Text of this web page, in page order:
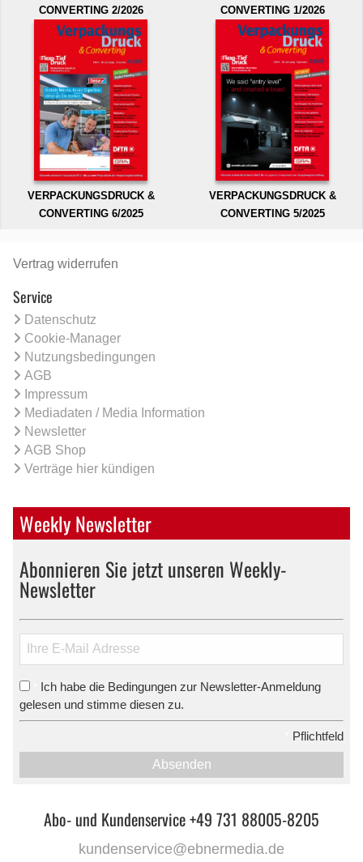
CONVERTING 2/2026
CONVERTING 1/2026
VERPACKUNGSDRUCK &
CONVERTING 6/2025
VERPACKUNGSDRUCK &
CONVERTING 5/2025
Vertrag widerrufen
Service
Datenschutz
Cookie-Manager
Nutzungsbedingungen
AGB
Impressum
Mediadaten / Media Information
Newsletter
AGB Shop
Verträge hier kündigen
Weekly Newsletter
Abonnieren Sie jetzt unseren Weekly-
Newsletter
Ich habe die Bedingungen zur Newsletter-Anmeldung
gelesen und stimme diesen zu.
Pflichtfeld
Absenden
Abo- und Kundenservice +49 731 88005-8205
kundenservice@ebnermedia.de